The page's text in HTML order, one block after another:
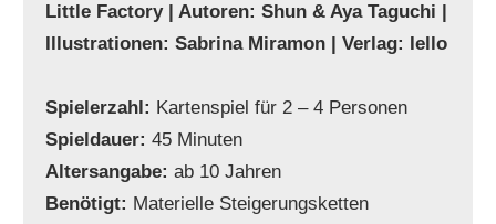
Little Factory | Autoren: Shun & Aya Taguchi |
Illustrationen: Sabrina Miramon | Verlag: Iello
Spielerzahl: Kartenspiel für 2 – 4 Personen
Spieldauer: 45 Minuten
Altersangabe: ab 10 Jahren
Benötigt: Materielle Steigerungsketten